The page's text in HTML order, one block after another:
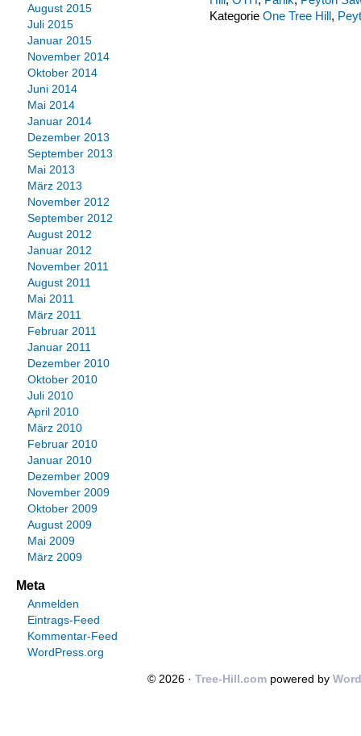
Kategorie One Tree Hill,
August 2015
Juli 2015
Januar 2015
November 2014
Oktober 2014
Juni 2014
Mai 2014
Januar 2014
Dezember 2013
September 2013
Mai 2013
März 2013
November 2012
September 2012
August 2012
Januar 2012
November 2011
August 2011
Mai 2011
März 2011
Februar 2011
Januar 2011
Dezember 2010
Oktober 2010
Juli 2010
April 2010
März 2010
Februar 2010
Januar 2010
Dezember 2009
November 2009
Oktober 2009
August 2009
Mai 2009
März 2009
Meta
Anmelden
Eintrags-Feed
Kommentar-Feed
WordPress.org
© 2026 · Tree-Hill.compowered by